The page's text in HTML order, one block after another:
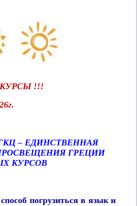
!!!
– ЕДИНСТВЕННАЯ
ГРЕЦИИ
КУРСОВ
погрузиться в язык и